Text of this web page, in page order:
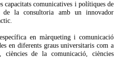
capacitats comunicatives i polítiques de
la consultoria amb un innovador
en màrqueting i comunicació
en diferents graus universitaris com a
ciències de la comunicació, ciències